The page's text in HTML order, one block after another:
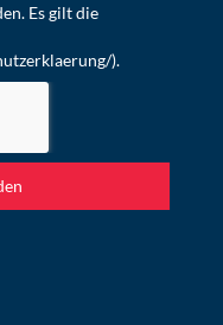
Es gilt die
).